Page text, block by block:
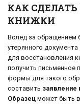
КАК
КНИЖКИ
Вслед за обращением
утерянного
для восстановления
получить письменное
формы для такого
составить заявление
Образец может быть